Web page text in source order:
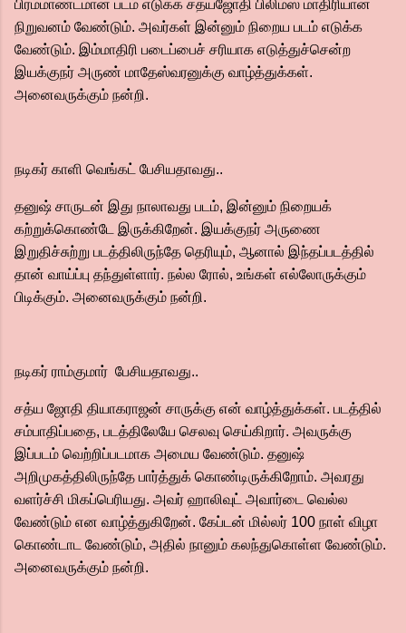
பிரம்மாண்டமான படம் எடுக்க சத்யஜோதி பிலிம்ஸ் மாதிரியான
நிறுவனம் வேண்டும். அவர்கள் இன்னும் நிறைய படம் எடுக்க
வேண்டும். இம்மாதிரி படைப்பைச் சரியாக எடுத்துச்சென்ற
இயக்குநர் அருண் மாதேஸ்வரனுக்கு வாழ்த்துக்கள்.
அனைவருக்கும் நன்றி.
நடிகர் காளி வெங்கட் பேசியதாவது..
தனுஷ் சாருடன் இது நாலாவது படம், இன்னும் நிறையக்
கற்றுக்கொண்டே இருக்கிறேன். இயக்குநர் அருணை
இறுதிச்சுற்று படத்திலிருந்தே தெரியும், ஆனால் இந்தப்படத்தில்
தான் வாய்ப்பு தந்துள்ளார். நல்ல ரோல், உங்கள் எல்லோருக்கும்
பிடிக்கும். அனைவருக்கும் நன்றி.
நடிகர் ராம்குமார் பேசியதாவது..
சத்ய ஜோதி தியாகராஜன் சாருக்கு என் வாழ்த்துக்கள். படத்தில்
சம்பாதிப்பதை, படத்திலேயே செலவு செய்கிறார். அவருக்கு
இப்படம் வெற்றிப்படமாக அமைய வேண்டும். தனுஷ்
அறிமுகத்திலிருந்தே பார்த்துக் கொண்டிருக்கிறோம். அவரது
வளர்ச்சி மிகப்பெரியது. அவர் ஹாலிவுட் அவார்டை வெல்ல
வேண்டும் என வாழ்த்துகிறேன். கேப்டன் மில்லர் 100 நாள் விழா
கொண்டாட வேண்டும், அதில் நானும் கலந்துகொள்ள வேண்டும்.
அனைவருக்கும் நன்றி.